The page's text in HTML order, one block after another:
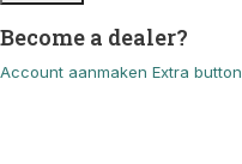
Become a dealer?
Account aanmaken Extra button